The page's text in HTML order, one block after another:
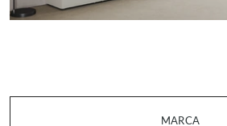
MARCA